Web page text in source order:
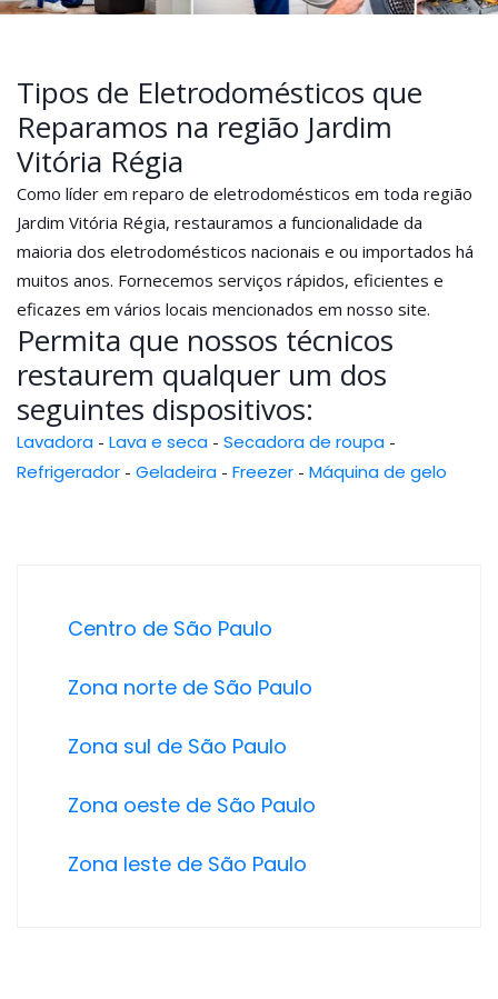
Tipos de Eletrodomésticos que
Reparamos na região Jardim
Vitória Régia
Como líder em reparo de eletrodomésticos em toda região
Jardim Vitória Régia, restauramos a funcionalidade da
maioria dos eletrodomésticos nacionais e ou importados há
muitos anos. Fornecemos serviços rápidos, eficientes e
eficazes em vários locais mencionados em nosso site.
Permita que nossos técnicos
restaurem qualquer um dos
seguintes dispositivos:
Lavadora - Lava e seca - Secadora de roupa -
Refrigerador - Geladeira - Freezer - Máquina de gelo
Centro de São Paulo
Zona norte de São Paulo
Zona sul de São Paulo
Zona oeste de São Paulo
Zona leste de São Paulo